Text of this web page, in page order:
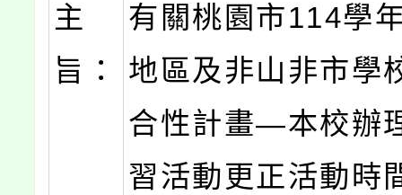
主
旨：
有關桃園市114學
地區及非山非市學
合性計畫—本校辦
習活動更正活動時